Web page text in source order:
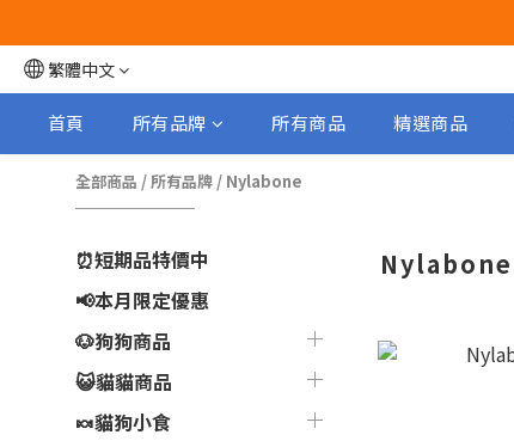
繁體中文
首頁 所有品牌 所有商品 精選商品
全部商品 /所有品牌 / Nylabone
⏰短期品特價中
📢本月限定優惠
🐶狗狗商品
😺貓貓商品
🍬貓狗小食
Nylabone